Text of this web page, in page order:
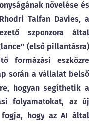
növelése és
Talfan Davies, a
szponzora által
(első pillantásra)
formázási eszközre
során a vállalat belső
hogyan segíthetik a
folyamatokat, az új
hogy az AI által